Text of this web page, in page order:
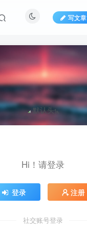
写文章
Hi！请登录
登录 注册
社交账号登录